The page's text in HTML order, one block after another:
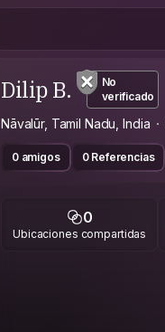
Dilip B.
No
verificado
Nāvalūr, Tamil Nadu, India
0 amigos 0 Referencias
0
Ubicaciones compartidas